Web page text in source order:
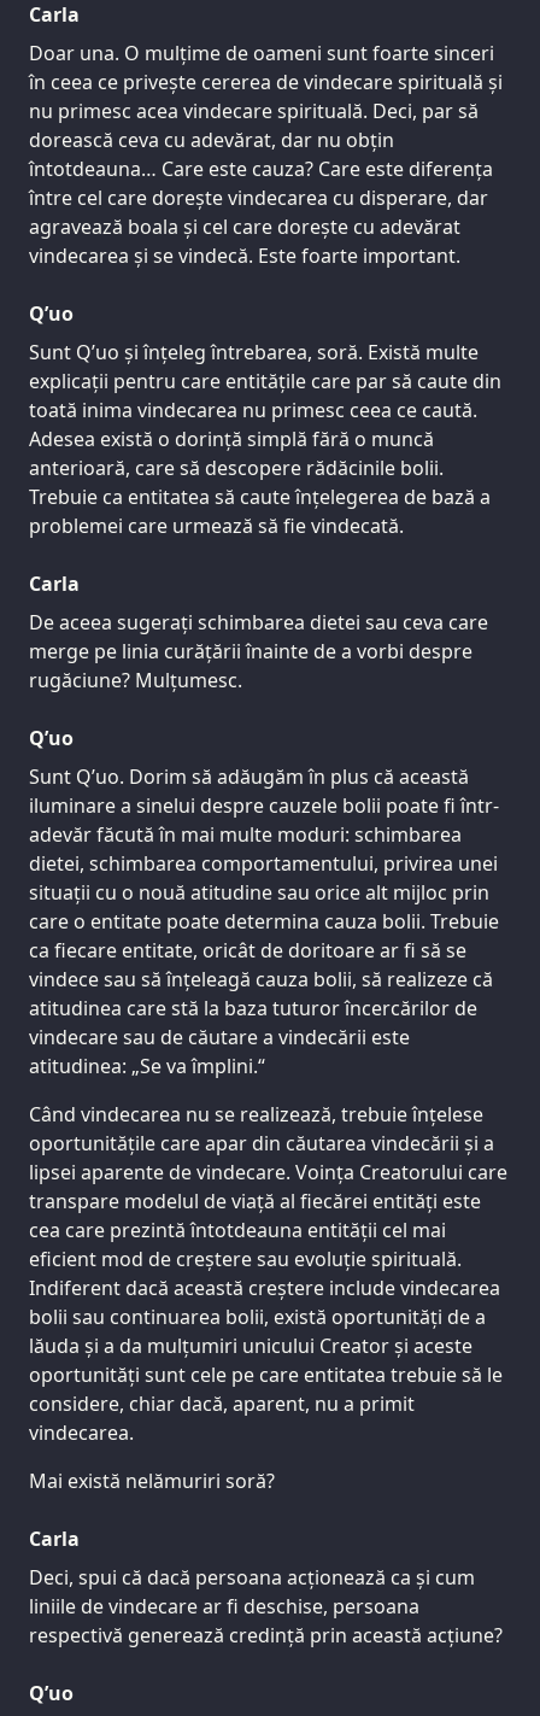
Carla
Doar una. O mulțime de oameni sunt foarte sinceri
în ceea ce privește cererea de vindecare spirituală și
nu primesc acea vindecare spirituală. Deci, par să
dorească ceva cu adevărat, dar nu obțin
întotdeauna… Care este cauza? Care este diferența
între cel care dorește vindecarea cu disperare, dar
agravează boala și cel care dorește cu adevărat
vindecarea și se vindecă. Este foarte important.
Q’uo
Sunt Q’uo și înțeleg întrebarea, soră. Există multe
explicații pentru care entitățile care par să caute din
toată inima vindecarea nu primesc ceea ce caută.
Adesea există o dorință simplă fără o muncă
anterioară, care să descopere rădăcinile bolii.
Trebuie ca entitatea să caute înțelegerea de bază a
problemei care urmează să fie vindecată.
Carla
De aceea sugerați schimbarea dietei sau ceva care
merge pe linia curățării înainte de a vorbi despre
rugăciune? Mulțumesc.
Q’uo
Sunt Q’uo. Dorim să adăugăm în plus că această
iluminare a sinelui despre cauzele bolii poate fi într-
adevăr făcută în mai multe moduri: schimbarea
dietei, schimbarea comportamentului, privirea unei
situații cu o nouă atitudine sau orice alt mijloc prin
care o entitate poate determina cauza bolii. Trebuie
ca fiecare entitate, oricât de doritoare ar fi să se
vindece sau să înțeleagă cauza bolii, să realizeze că
atitudinea care stă la baza tuturor încercărilor de
vindecare sau de căutare a vindecării este
atitudinea: „Se va împlini.“
Când vindecarea nu se realizează, trebuie înțelese
oportunitățile care apar din căutarea vindecării și a
lipsei aparente de vindecare. Voința Creatorului care
transpare modelul de viață al fiecărei entități este
cea care prezintă întotdeauna entității cel mai
eficient mod de creștere sau evoluție spirituală.
Indiferent dacă această creștere include vindecarea
bolii sau continuarea bolii, există oportunități de a
lăuda și a da mulțumiri unicului Creator și aceste
oportunități sunt cele pe care entitatea trebuie să le
considere, chiar dacă, aparent, nu a primit
vindecarea.
Mai există nelămuriri soră?
Carla
Deci, spui că dacă persoana acționează ca și cum
liniile de vindecare ar fi deschise, persoana
respectivă generează credință prin această acțiune?
Q’uo